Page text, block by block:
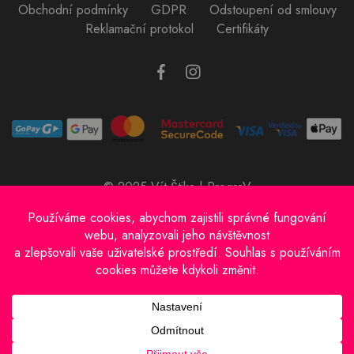
Obchodní podmínky GDPR
Odstoupení od smlouvy
Reklamační protokol
Certifikáty
© 2025 Vít Štika | PrograV
Provozovatel e-shopu: Vít Štika
IČO: 01597833
E-mail: info@prograV.cz